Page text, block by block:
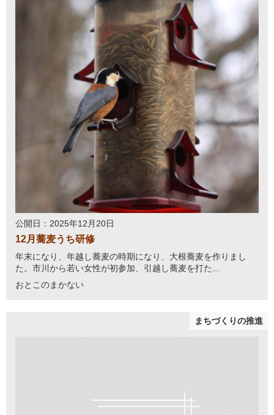
公開日：2025年12月20日
12月蕎麦うち研修
年末になり、年越し蕎麦の時期になり、大根蕎麦を作りまし
た。市川から若い女性が初参加、引越し蕎麦を打た...
おとこのまかない
まちづくりの推進